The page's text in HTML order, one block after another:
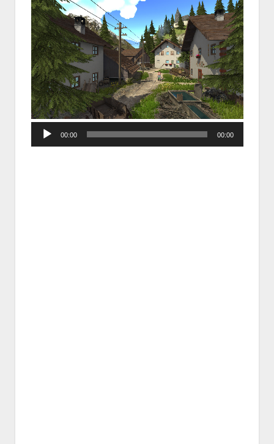
Player
00:00 00:00